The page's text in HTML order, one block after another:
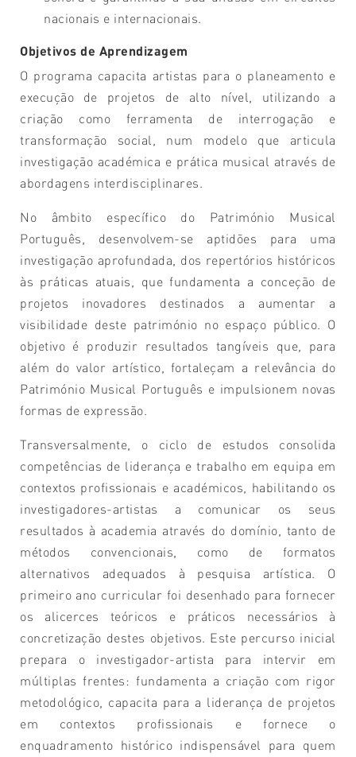
nacionais e internacionais.
Objetivos de Aprendizagem
O programa capacita artistas para o planeamento e
execução de projetos de alto nível, utilizando a
criação como ferramenta de interrogação e
transformação social, num modelo que articula
investigação académica e prática musical através de
abordagens interdisciplinares.
No âmbito específico do Património Musical
Português, desenvolvem-se aptidões para uma
investigação aprofundada, dos repertórios históricos
às práticas atuais, que fundamenta a conceção de
projetos inovadores destinados a aumentar a
visibilidade deste património no espaço público. O
objetivo é produzir resultados tangíveis que, para
além do valor artístico, fortaleçam a relevância do
Património Musical Português e impulsionem novas
formas de expressão.
Transversalmente, o ciclo de estudos consolida
competências de liderança e trabalho em equipa em
contextos profissionais e académicos, habilitando os
investigadores-artistas a comunicar os seus
resultados à academia através do domínio, tanto de
métodos convencionais, como de formatos
alternativos adequados à pesquisa artística. O
primeiro ano curricular foi desenhado para fornecer
os alicerces teóricos e práticos necessários à
concretização destes objetivos. Este percurso inicial
prepara o investigador-artista para intervir em
múltiplas frentes: fundamenta a criação com rigor
metodológico, capacita para a liderança de projetos
em contextos profissionais e fornece o
enquadramento histórico indispensável para quem